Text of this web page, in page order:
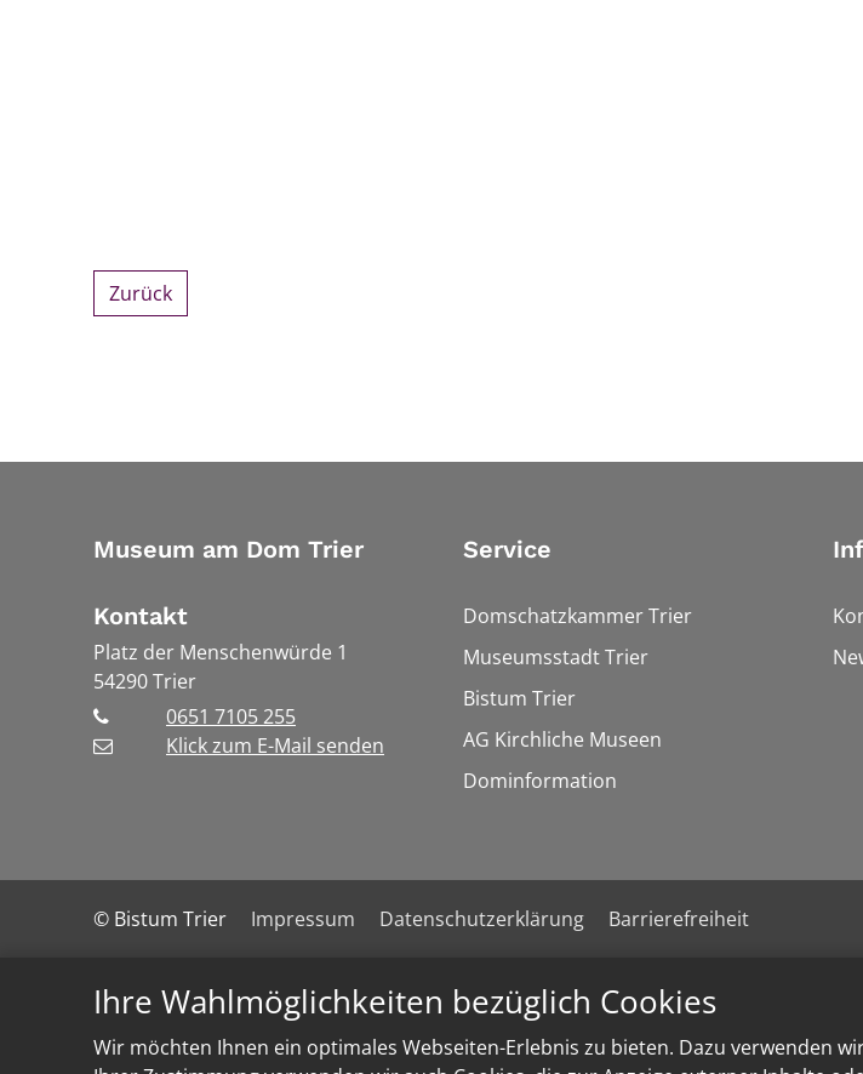
Ihre Wahlmöglichkeiten bezüglich Cookies
Wir möchten Ihnen ein optimales Webseiten-Erlebnis zu bieten. Dazu verwenden
Zurück
Museum am Dom Trier
Kontakt
Platz der Menschenwürde 1
54290Trier
0651 7105 255
Klick zum E-Mail senden
Service
Domschatzkammer Trier
Museumsstadt Trier
Bistum Trier
AG Kirchliche Museen
Dominformation
© Bistum Trier Impressum Datenschutzerklärung Barrierefreiheit